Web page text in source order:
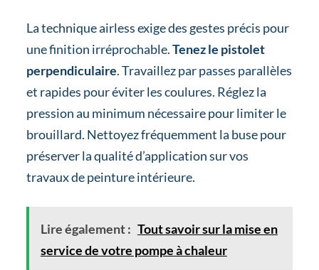
La technique airless exige des gestes précis pour
une finition irréprochable.Tenez le pistolet
perpendiculaire. Travaillez par passes parallèles
et rapides pour éviter les coulures. Réglez la
pression au minimum nécessaire pour limiter le
brouillard. Nettoyez fréquemment la buse pour
préserver la qualité d’application sur vos
travaux de peinture intérieure.
Lire également : Tout savoir sur la mise en
service de votre pompe à chaleur